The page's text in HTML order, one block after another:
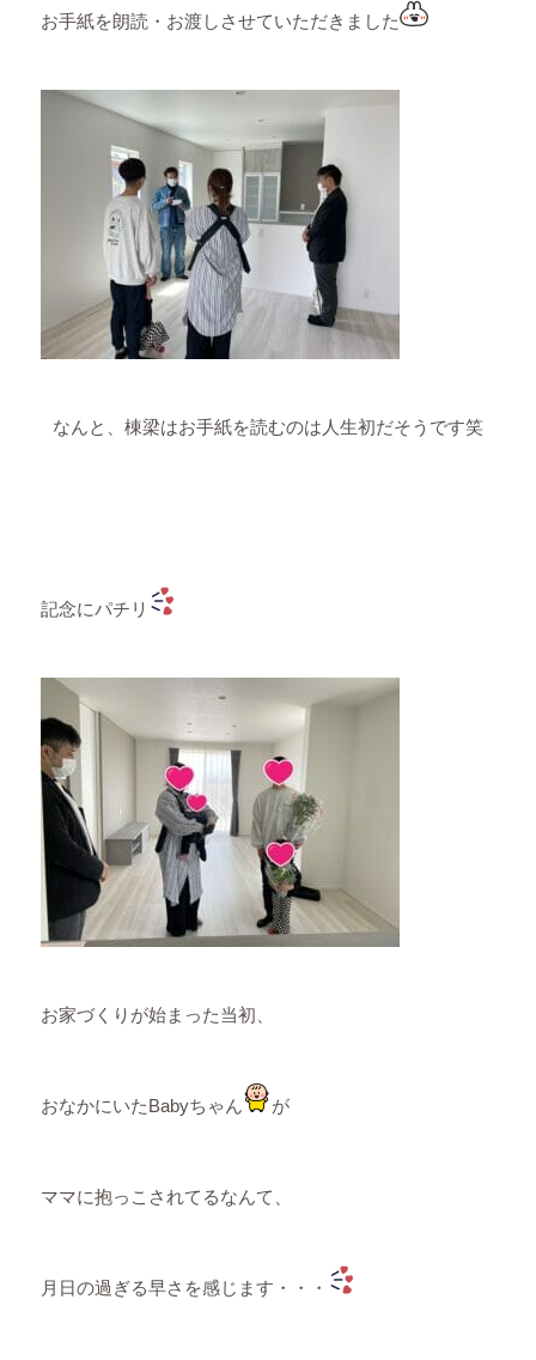
お手紙を朗読・お渡しさせていただきました
なんと、棟梁はお手紙を読むのは人生初だそうです笑
記念にパチリ
お家づくりが始まった当初、
おなかにいたBabyちゃん が
ママに抱っこされてるなんて、
月日の過ぎる早さを感じます・・・